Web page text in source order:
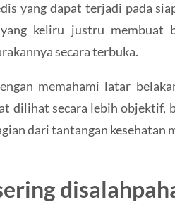
yang dapat terjadi pada
keliru justru membuat
secara terbuka.
memahami latar
dilihat secara lebih objektif,
dari tantangan kesehatan